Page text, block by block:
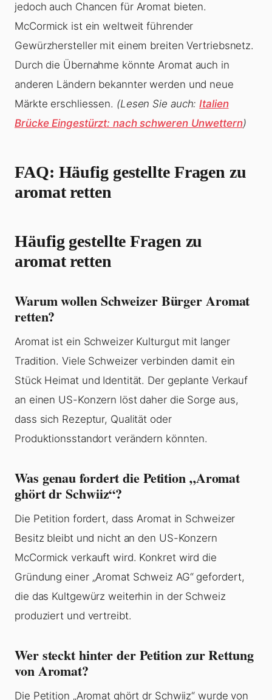
jedoch auch Chancen für Aromat bieten.
McCormick ist ein weltweit führender
Gewürzhersteller mit einem breiten Vertriebsnetz.
Durch die Übernahme könnte Aromat auch in
anderen Ländern bekannter werden und neue
Märkte erschliessen. (Lesen Sie auch:Italien
Brücke Eingestürzt: nach schweren Unwettern)
FAQ: Häufig gestellte Fragen zu
aromat retten
Häufig gestellte Fragen zu
aromat retten
Warum wollen Schweizer Bürger Aromat
retten?
Aromat ist ein Schweizer Kulturgut mit langer
Tradition. Viele Schweizer verbinden damit ein
Stück Heimat und Identität. Der geplante Verkauf
an einen US-Konzern löst daher die Sorge aus,
dass sich Rezeptur, Qualität oder
Produktionsstandort verändern könnten.
Was genau fordert die Petition „Aromat
ghört dr Schwiiz“?
Die Petition fordert, dass Aromat in Schweizer
Besitz bleibt und nicht an den US-Konzern
McCormick verkauft wird. Konkret wird die
Gründung einer „Aromat Schweiz AG“ gefordert,
die das Kultgewürz weiterhin in der Schweiz
produziert und vertreibt.
Wer steckt hinter der Petition zur Rettung
von Aromat?
Die Petition „Aromat ghört dr Schwiiz“ wurde von